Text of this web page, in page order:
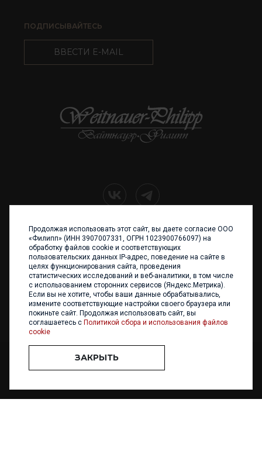
ПОДПИСЫВАЙТЕСЬ
ВВЕСТИ E-MAIL
+7 (4012) 960 898
236017 Калининград,
ул. Каштановая аллея, 47
Телефон: +7 4012 960 898,
+7 4012 960 856
Написать нам
ООО «ФИЛИПП» © 2013 - 2026. Все права защищены
Разработка и
Продолжая использовать этот сайт, вы даете согласие ООО
«Филипп» (ИНН 3907007331, ОГРН 1023900766097) на
обработку файлов cookie и соответствующих
пользовательских данных IP-адрес, поведение на сайте в
целях функционирования сайта, проведения
статистических исследований и веб-аналитики, в том числе
с использованием сторонних сервисов (Яндекс.Метрика).
Если вы не хотите, чтобы ваши данные обрабатывались,
измените соответствующие настройки своего браузера или
покиньте сайт. Продолжая использовать сайт, вы
соглашаетесь с Политикой сбора и использования файлов
cookie
ЗАКРЫТЬ